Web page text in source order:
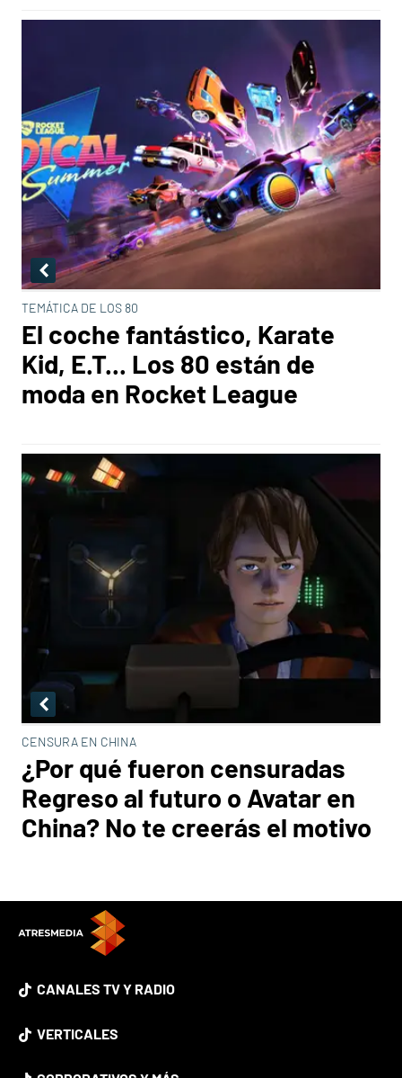
TEMÁTICA DE LOS 80
El coche fantástico, Karate
Kid, E.T... Los 80 están de
moda en Rocket League
CENSURA EN CHINA
¿Por qué fueron censuradas
Regreso al futuro o Avatar en
China? No te creerás el motivo
CANALES TV Y RADIO
VERTICALES